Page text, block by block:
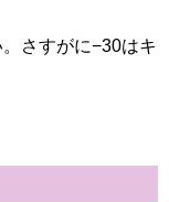
さすがに−30はキ